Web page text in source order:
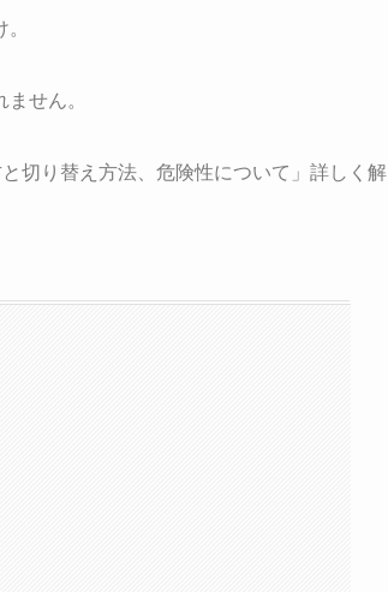
せん。
切り替え方法、危険性について」詳しく解